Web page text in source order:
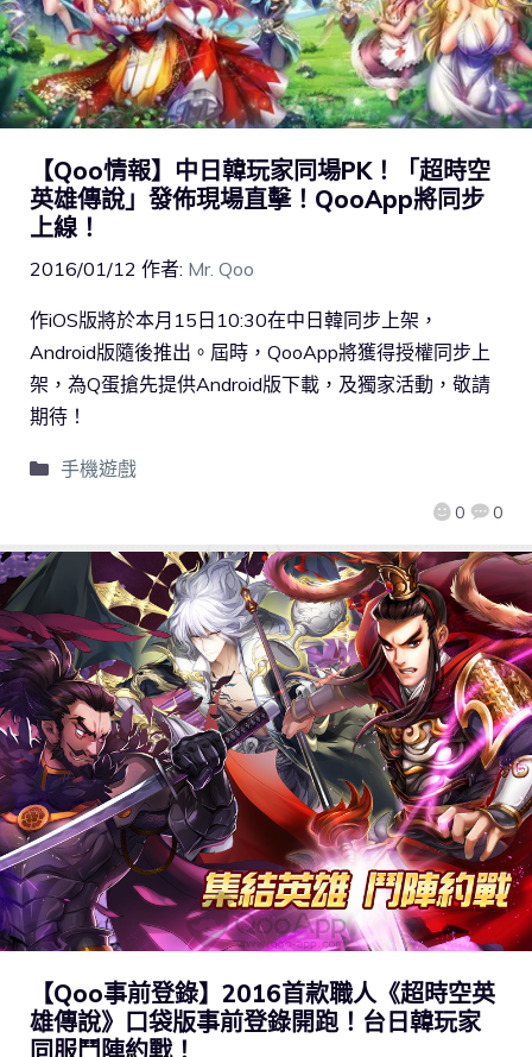
【Qoo情報】中日韓玩家同場PK！「超時空
英雄傳說」發佈現場直擊！QooApp將同步
上線！
2016/01/12 作者: Mr. Qoo
0 0
作iOS版將於本月15日10:30在中日韓同步上架，
Android版隨後推出。屆時，QooApp將獲得授權同步上
架，為Q蛋搶先提供Android版下載，及獨家活動，敬請
期待！
手機遊戲
【Qoo事前登錄】2016首款職人《超時空英
雄傳說》口袋版事前登錄開跑！台日韓玩家
同服鬥陣約戰！